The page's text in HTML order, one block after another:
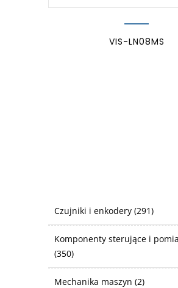
Czujniki i enkodery (291)
Komponenty sterujące i
(350)
Mechanika maszyn (2)
VIS-LN08MS